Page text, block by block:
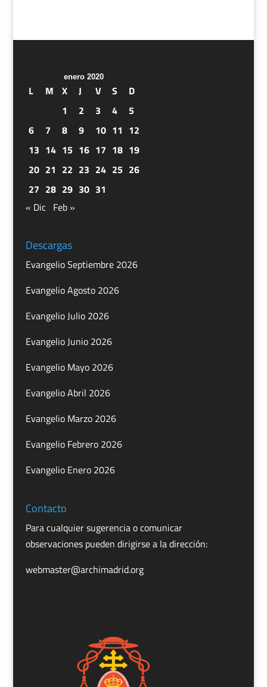
enero 2020
L M X J V S
D
1
2 3 4
5
6
7 8 9 10 11 12
13 14 15 16 17 18 19
20 21 22 23 24 25 26
27 28 29 30 31
« Dic Feb »
Descargas
Evangelio Septiembre 2026
Evangelio Agosto 2026
Evangelio Julio 2026
Evangelio Junio 2026
Evangelio Mayo 2026
Evangelio Abril 2026
Evangelio Marzo 2026
Evangelio Febrero 2026
Evangelio Enero 2026
Contacto
Para cualquier sugerencia o comunicar
observaciones pueden dirigirse a la dirección:
webmaster@archimadrid.org